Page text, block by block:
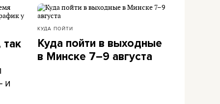
и
КУДА ПОЙТИ
Куда пойти в выходные
в Минске 7–9 августа